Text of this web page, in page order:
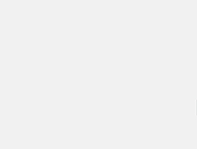
Manifesto de
Orçamento